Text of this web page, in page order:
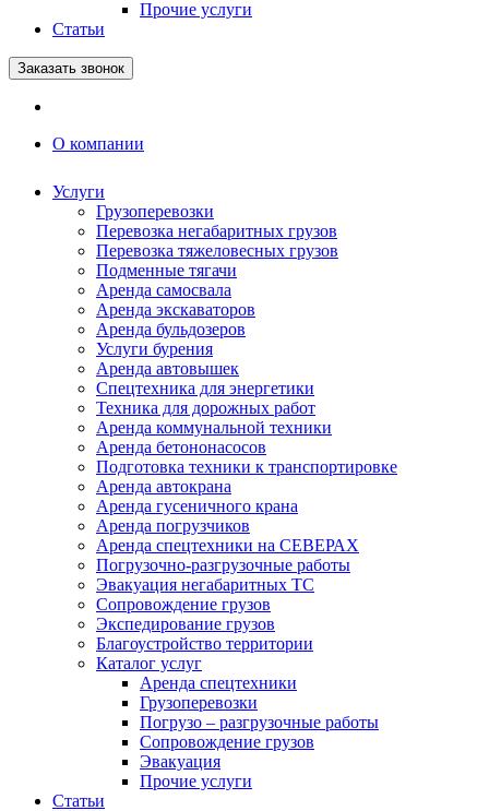
Прочие услуги
Статьи
Заказать звонок
О компании
Услуги
Грузоперевозки
Перевозка негабаритных грузов
Перевозка тяжеловесных грузов
Подменные тягачи
Аренда самосвала
Аренда экскаваторов
Аренда бульдозеров
Услуги бурения
Аренда автовышек
Спецтехника для энергетики
Техника для дорожных работ
Аренда коммунальной техники
Аренда бетононасосов
Подготовка техники к транспортировке
Аренда автокрана
Аренда гусеничного крана
Аренда погрузчиков
Аренда спецтехники на СЕВЕРАХ
Погрузочно-разгрузочные работы
Эвакуация негабаритных ТС
Сопровождение грузов
Экспедирование грузов
Благоустройство территории
Каталог услуг
Аренда спецтехники
Грузоперевозки
Погрузо – разгрузочные работы
Сопровождение грузов
Эвакуация
Прочие услуги
Статьи